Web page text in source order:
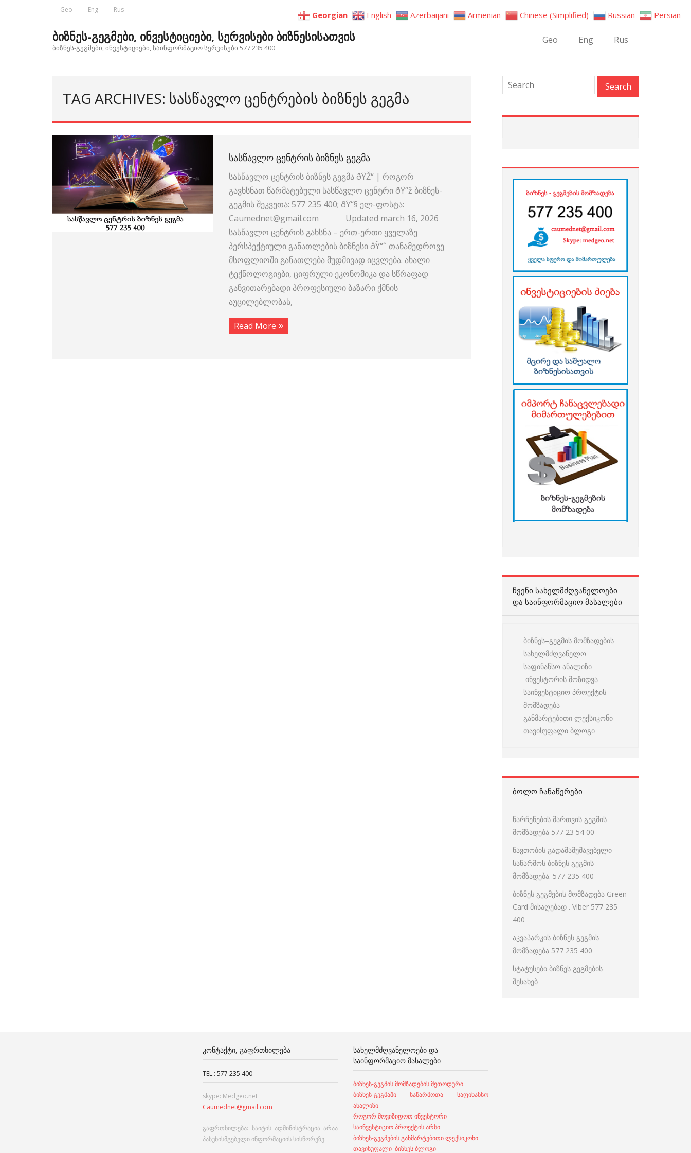
Geo Eng Rus
ბიზნეს-გეგმები, ინვესტიციები, სერვისები ბიზნესისათვის
ბიზნეს-გეგმები, ინვესტიციები, საინფორმაციო სერვისები 577 235 400
Geo Eng Rus
TAG ARCHIVES: ᲡᲐᲡᲬᲐᲕᲚᲝ ᲪᲔᲜᲢᲠᲔᲑᲘᲡ ᲑᲘᲖᲜᲔᲡ ᲒᲔᲒᲛᲐ
ᲡᲐᲡᲬᲐᲕᲚᲝ ᲪᲔᲜᲢᲠᲘᲡ ᲑᲘᲖᲜᲔᲡ ᲒᲔᲒᲛᲐ
სასწავლო ცენტრის ბიზნეს გეგმა ðŸŽ“ | როგორ
გავხსნათ წარმატებული სასწავლო ცენტრი ðŸ“ž ბიზნეს-
გეგმის შეკვეთა: 577 235 400; ðŸ“§ ელ-ფოსტა:
Caumednet@gmail.com Updated march 16, 2026
სასწავლო ცენტრის გახსნა – ერთ-ერთი ყველაზე
პერსპექტიული განათლების ბიზნესი ðŸ“ˆ თანამედროვე
მსოფლიოში განათლება მუდმივად იცვლება. ახალი
ტექნოლოგიები, ციფრული ეკონომიკა და სწრაფად
განვითარებადი პროფესიული ბაზარი ქმნის
აუცილებლობას,
Read More
ᲩᲕᲔᲜᲘ ᲡᲐᲮᲔᲚᲛᲫᲦᲕᲐᲜᲔᲚᲝᲔᲑᲘ
ᲓᲐ ᲡᲐᲘᲜᲤᲝᲠᲛᲐᲪᲘᲝ ᲛᲐᲡᲐᲚᲔᲑᲘ
ბიზნეს–გეგმის მომზადების
სახელმძღვანელო
საფინანსო ანალიზი
ინვესტორის მოზიდვა
საინვესტიციო პროექტის
მომზადება
განმარტებითი ლექსიკონი
თავისუფალი ბლოგი
ᲑᲝᲚᲝ ᲩᲐᲜᲐᲬᲔᲠᲔᲑᲘ
ნარჩენების მართვის გეგმის
მომზადება 577 23 54 00
ნავთობის გადამამუშავებელი
საწარმოს ბიზნეს გეგმის
მომზადება. 577 235 400
ბიზნეს გეგმების მომზადება Green
Card მისაღებად . Viber 577 235
400
აკვაპარკის ბიზნეს გეგმის
მომზადება 577 235 400
სტატუსები ბიზნეს გეგმების
შესახებ
ᲙᲝᲜᲢᲐᲥᲢᲘ, ᲒᲐᲤᲠᲗᲮᲘᲚᲔᲑᲐ
TEL.: 577 235 400
skype: Medgeo.net
Caumednet@gmail.com
გაფრთხილება: საიტის ადმინისტრაცია არაა
პასუხისმგებელი ინფორმაციის სისწორეზე.
ᲡᲐᲮᲔᲚᲛᲫᲦᲕᲐᲜᲔᲚᲝᲔᲑᲘ ᲓᲐ
ᲡᲐᲘᲜᲤᲝᲠᲛᲐᲪᲘᲝ ᲛᲐᲡᲐᲚᲔᲑᲘ
ბიზნეს-გეგმის მომზადების მეთოდური
ბიზნეს-გეგმაში საწარმოთა საფინანსო
ანალიზი
როგორ მოვიზიდოთ ინვესტორი
საინვესტიციო პროექტის არსი
ბიზნეს-გეგმების განმარტებითი ლექსიკონი
თავისუფალი ბიზნეს ბლოგი
Georgian English Azerbaijani Armenian Chinese (Simplified) Russian Persian